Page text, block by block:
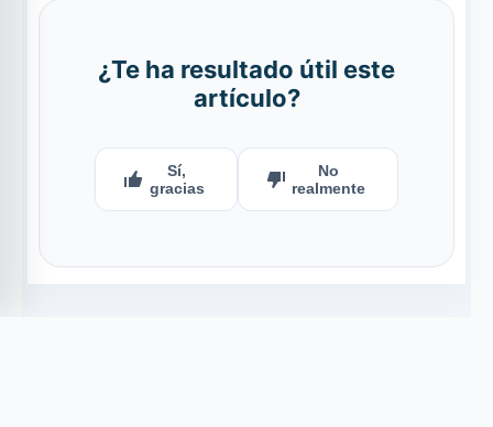
¿Te ha resultado útil este
artículo?
Sí,
gracias
No
realmente